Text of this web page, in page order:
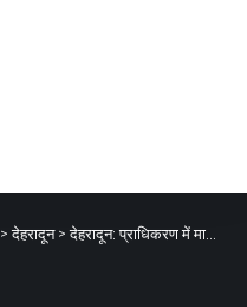
>देहरादून>देहरादून: प्राधिकरण में मानचित्र निस्तारण की समय सीमा कम करने व समय से निस्तारण न करने वाले कर्मचारियों का वेतन काटने के सरकार कर रही विचार